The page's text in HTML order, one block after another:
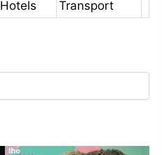
Hotels Transport